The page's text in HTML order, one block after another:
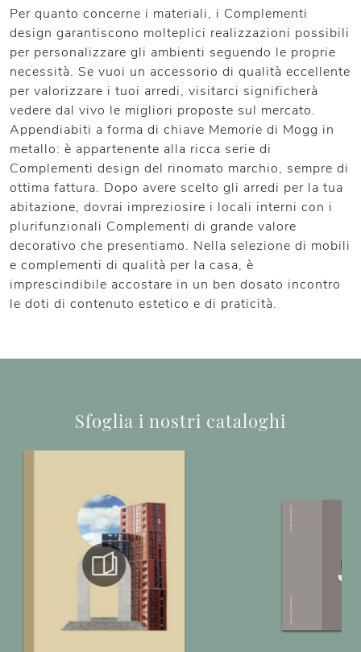
Per quanto concerne i materiali, i Complementi
design garantiscono molteplici realizzazioni possibili
per personalizzare gli ambienti seguendo le proprie
necessità. Se vuoi un accessorio di qualità eccellente
per valorizzare i tuoi arredi, visitarci significherà
vedere dal vivo le migliori proposte sul mercato.
Appendiabiti a forma di chiave Memorie di Mogg in
metallo: è appartenente alla ricca serie di
Complementi design del rinomato marchio, sempre di
ottima fattura. Dopo avere scelto gli arredi per la tua
abitazione, dovrai impreziosire i locali interni con i
plurifunzionali Complementi di grande valore
decorativo che presentiamo. Nella selezione di mobili
e complementi di qualità per la casa, è
imprescindibile accostare in un ben dosato incontro
le doti di contenuto estetico e di praticità.
Sfoglia i nostri cataloghi